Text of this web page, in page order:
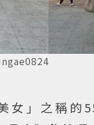
女」之稱的